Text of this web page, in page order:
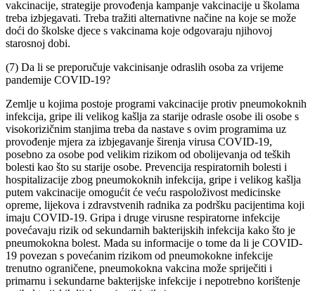
vakcinacije, strategije provođenja kampanje vakcinacije u školama
treba izbjegavati. Treba tražiti alternativne načine na koje se može
doći do školske djece s vakcinama koje odgovaraju njihovoj
starosnoj dobi.
(7) Da li se preporučuje vakcinisanje odraslih osoba za vrijeme
pandemije COVID-19?
Zemlje u kojima postoje programi vakcinacije protiv pneumokoknih
infekcija, gripe ili velikog kašlja za starije odrasle osobe ili osobe s
visokorizičnim stanjima treba da nastave s ovim programima uz
provođenje mjera za izbjegavanje širenja virusa COVID-19,
posebno za osobe pod velikim rizikom od obolijevanja od teških
bolesti kao što su starije osobe. Prevencija respiratornih bolesti i
hospitalizacije zbog pneumokoknih infekcija, gripe i velikog kašlja
putem vakcinacije omogućit će veću raspoloživost medicinske
opreme, lijekova i zdravstvenih radnika za podršku pacijentima koji
imaju COVID-19. Gripa i druge virusne respiratorne infekcije
povećavaju rizik od sekundarnih bakterijskih infekcija kako što je
pneumokokna bolest. Mada su informacije o tome da li je COVID-
19 povezan s povećanim rizikom od pneumokokne infekcije
trenutno ograničene, pneumokokna vakcina može spriječiti i
primarnu i sekundarne bakterijske infekcije i nepotrebno korištenje